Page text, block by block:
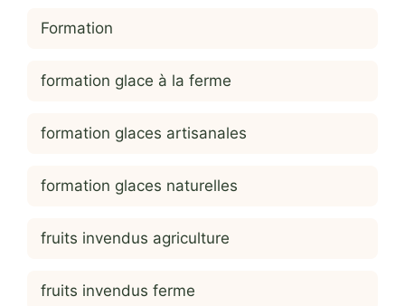
Formation
formation glace à la ferme
formation glaces artisanales
formation glaces naturelles
fruits invendus agriculture
fruits invendus ferme